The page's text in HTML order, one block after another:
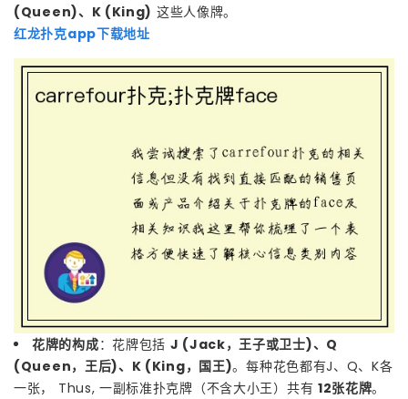
(Queen)、K (King) 这些人像牌。
红龙扑克app下载地址
花牌的构成：花牌包括 J (Jack，王子或卫士)、Q
(Queen，王后)、K (King，国王)。每种花色都有J、Q、K各
一张， Thus, 一副标准扑克牌（不含大小王）共有 12张花牌。